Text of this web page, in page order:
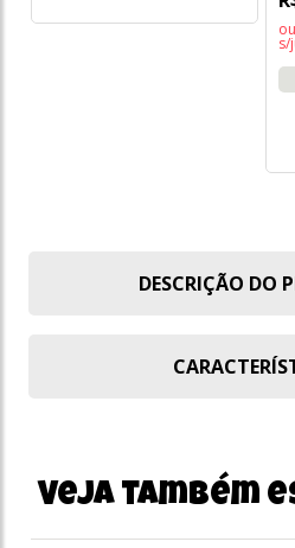
ou
s/
DESCRIÇÃO DO
Veja também